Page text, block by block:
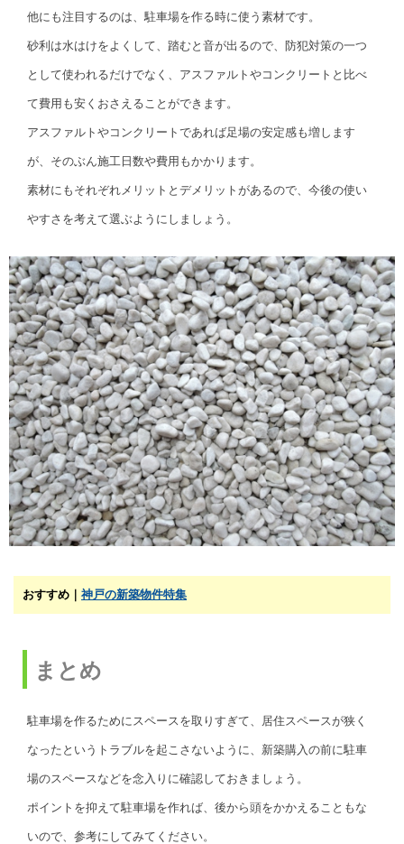
他にも注目するのは、駐車場を作る時に使う素材です。
砂利は水はけをよくして、踏むと音が出るので、防犯対策の一つ
として使われるだけでなく、アスファルトやコンクリートと比べ
て費用も安くおさえることができます。
アスファルトやコンクリートであれば足場の安定感も増します
が、そのぶん施工日数や費用もかかります。
素材にもそれぞれメリットとデメリットがあるので、今後の使い
やすさを考えて選ぶようにしましょう。
おすすめ｜ 神戸の新築物件特集
まとめ
駐車場を作るためにスペースを取りすぎて、居住スペースが狭く
なったというトラブルを起こさないように、新築購入の前に駐車
場のスペースなどを念入りに確認しておきましょう。
ポイントを抑えて駐車場を作れば、後から頭をかかえることもな
いので、参考にしてみてください。